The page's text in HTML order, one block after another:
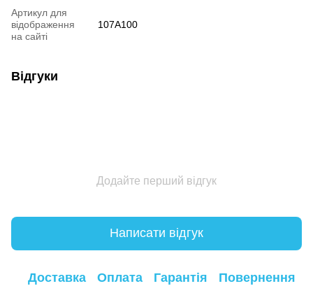
Артикул для
відображення
на сайті
107A100
Відгуки
Додайте перший відгук
Написати відгук
Доставка Оплата Гарантія Повернення